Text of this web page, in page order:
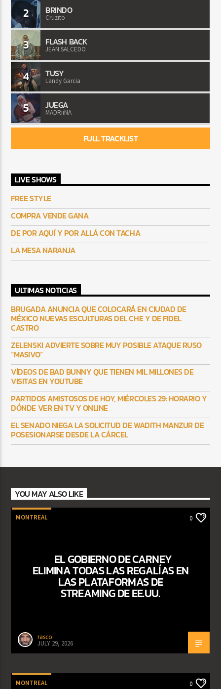
2 BRINDO
Cruzito
3 FLASH BACK
JEAN SALCEDO
4 TUSY
Landy Garcia
5 JUEGA
MADRiiNA
FULL TRACKLIST
LIVE SHOWS
FREE STYLE
COMPRA VENDE GANA
DE POR AQUÍ Y POR ALLÁ CON TACHA
LA MESA NARANJA
ULTIMAS NOTICIAS
BRUGADA ANUNCIA QUE COLOCARÁ EN CIUDAD DE
MÉXICO NUEVAS ESCULTURAS DEL CHE Y DE FIDEL
CASTRO
ZELENSKI ADVIERTE SOBRE MUY POSIBLE ATAQUE RUSO
“MASIVO”
VÍDEOS DE BAD BUNNY QUE TIENEN MIL MILLONES DE
VISITAS EN YOUTUBE
PARTIDOS AMISTOSOS DE HOY, MIÉRCOLES 29: HORARIO Y
DÓNDE VER EN TV Y ONLINE
EL SENADO NIEGA LA SOLICITUD DE WADITH MANZUR DE
POSESIONARSE DESDE LA CÁRCEL
YOU MAY ALSO LIKE
MONTREAL 0
EL GOBIERNO DE CARNEY
ELIMINA TODAS LAS REGALÍAS EN
LAS PLATAFORMAS DE
STREAMING DE EE.UU.
rasco
JULY 29, 2026
MONTREAL 0